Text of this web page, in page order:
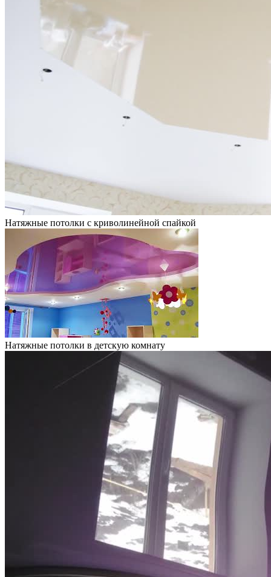
Натяжные потолки с криволинейной спайкой
Натяжные потолки в детскую комнату